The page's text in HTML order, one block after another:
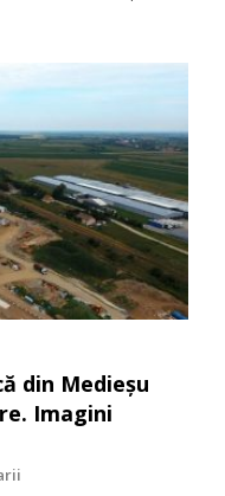
din Medieșu
Imagini